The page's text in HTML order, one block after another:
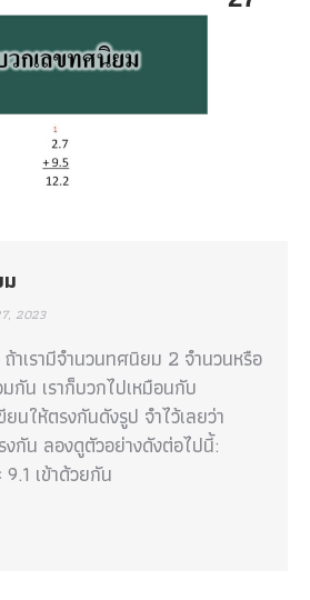
2023
าเรามีจำนวนทศนิยม 2 จำนวนหรือ
กัน เราก็บวกไปเหมือนกับ
นให้ตรงกันดังรูป จำไว้เลยว่า
กัน ลองดูตัวอย่างดังต่อไปนี้:
เข้าด้วยกัน